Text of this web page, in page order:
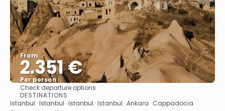
From
2.351 €
Per person
Check departure options
DESTINATIONS
Istanbul · Istanbul · Istanbul · Istanbul · Ankara · Cappadocia ·